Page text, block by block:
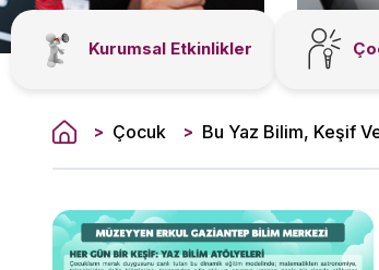
Kurumsal Etkinlikler
> Çocuk > Bu Yaz Bilim, Keşif